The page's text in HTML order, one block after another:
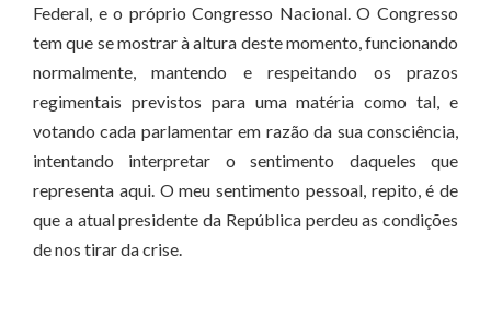
Federal, e o próprio Congresso Nacional. O Congresso
tem que se mostrar à altura deste momento, funcionando
normalmente, mantendo e respeitando os prazos
regimentais previstos para uma matéria como tal, e
votando cada parlamentar em razão da sua consciência,
intentando interpretar o sentimento daqueles que
representa aqui. O meu sentimento pessoal, repito, é de
que a atual presidente da República perdeu as condições
de nos tirar da crise.